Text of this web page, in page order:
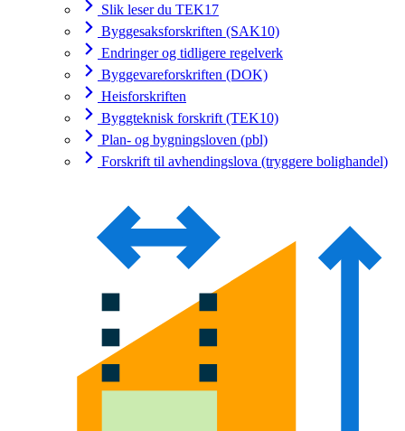
Slik leser du TEK17
Byggesaksforskriften (SAK10)
Endringer og tidligere regelverk
Byggevareforskriften (DOK)
Heisforskriften
Byggteknisk forskrift (TEK10)
Plan- og bygningsloven (pbl)
Forskrift til avhendingslova (tryggere bolighandel)